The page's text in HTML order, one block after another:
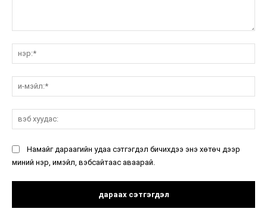
Намайг дараагийн удаа сэтгэгдэл бичихдээ энэ хөтөч дээр
миний нэр, имэйл, вэбсайтаас аваарай.